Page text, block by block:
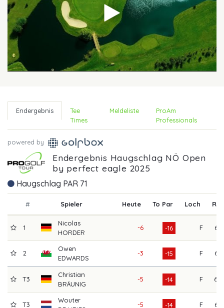
Endergebnis
Tee
Times
Meldeliste
ProAm
Professionals
powered by
Endergebnis Haugschlag NÖ Open
by perfect eagle 2025
Haugschlag PAR 71
# Spieler Heute To Par Loch R1
1
Nicolas
HORDER
-6 -16 F 63
2
Owen
EDWARDS
-3 -15 F 63
T3
Christian
BRÄUNIG
-5 -14 F 69
T3
Wouter
-5 -14 F 63